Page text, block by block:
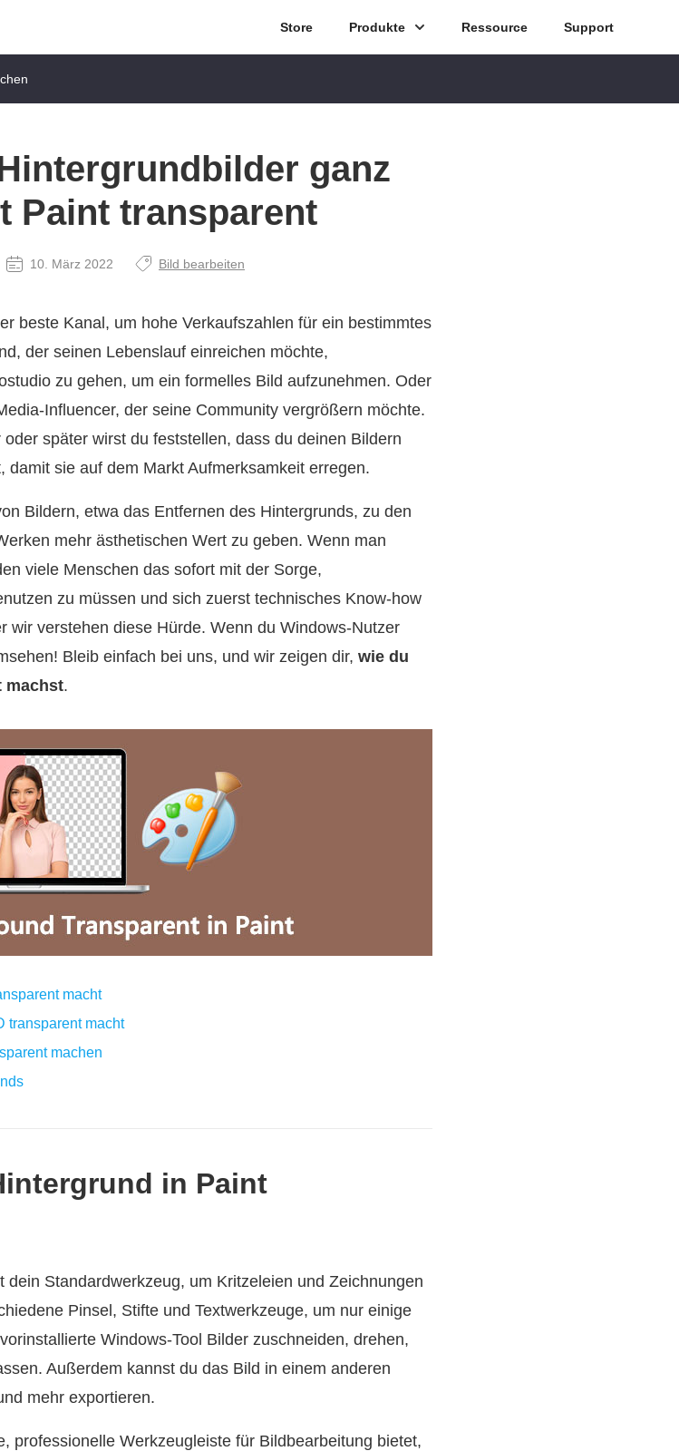
Store Produkte Ressource Support
ganz
Paint transparent
10. März 2022 Bild bearbeiten
beste Kanal, um hohe Verkaufszahlen für ein bestimmtes
der seinen Lebenslauf einreichen möchte,
zu gehen, um ein formelles Bild aufzunehmen. Oder
der seine Community vergrößern möchte.
später wirst du feststellen, dass du deinen Bildern
sie auf dem Markt Aufmerksamkeit erregen.
Bildern, etwa das Entfernen des Hintergrunds, zu den
mehr ästhetischen Wert zu geben. Wenn man
viele Menschen das sofort mit der Sorge,
zu müssen und sich zuerst technisches Know-how
wir verstehen diese Hürde. Wenn du Windows‑Nutzer
Bleib einfach bei uns, und wir zeigen dir, wie du
machst.
macht
transparent macht
machen
in Paint
Standardwerkzeug, um Kritzeleien und Zeichnungen
Pinsel, Stifte und Textwerkzeuge, um nur einige
Windows‑Tool Bilder zuschneiden, drehen,
Außerdem kannst du das Bild in einem anderen
mehr exportieren.
professionelle Werkzeugleiste für Bildbearbeitung bietet,